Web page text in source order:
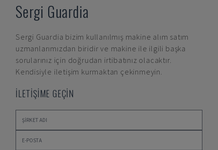
Sergi Guardia
Sergi Guardia bizim kullanılmış makine alım satım
uzmanlarımızdan biridir ve makine ile ilgili başka
sorularınız için doğrudan irtibatınız olacaktır.
Kendisiyle iletişim kurmaktan çekinmeyin.
İLETİŞİME GEÇİN